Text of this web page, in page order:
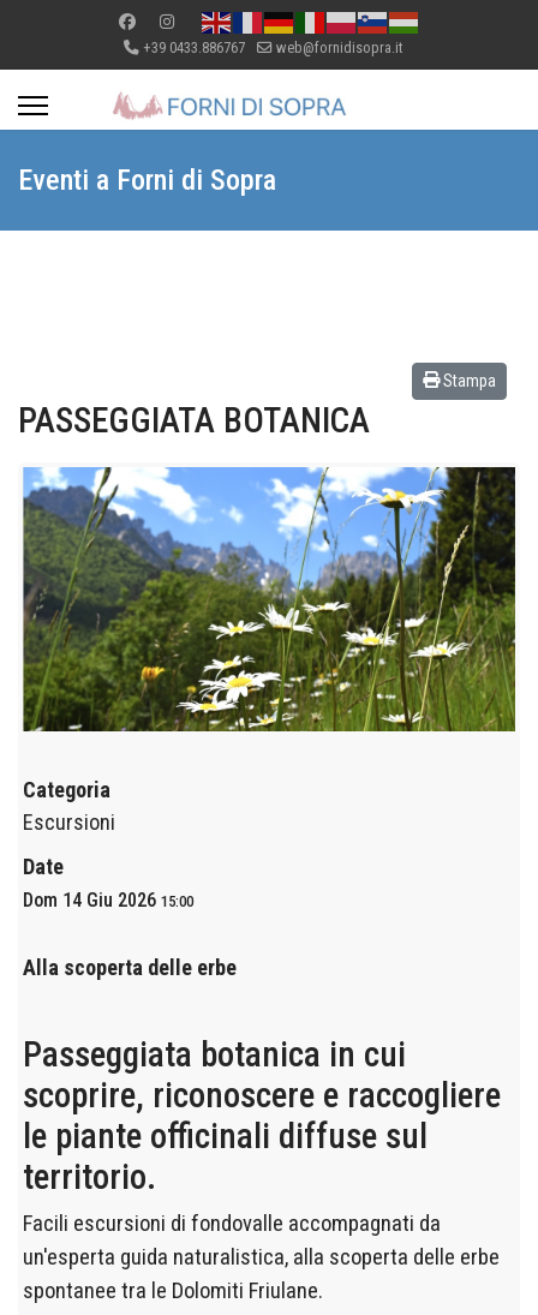
+39 0433.886767 web@fornidisopra.it
Eventi a Forni di Sopra
Stampa
PASSEGGIATA BOTANICA
Categoria
Escursioni
Date
Dom 14 Giu 2026 15:00
Alla scoperta delle erbe
Passeggiata botanica in cui
scoprire, riconoscere e raccogliere
le piante officinali diffuse sul
territorio.
Facili escursioni di fondovalle accompagnati da
un'esperta guida naturalistica, alla scoperta delle erbe
spontanee tra le Dolomiti Friulane.